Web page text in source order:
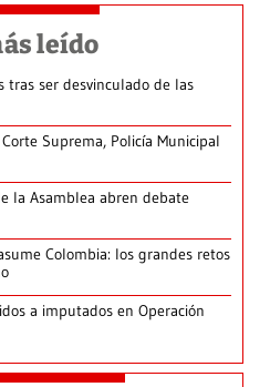
leído
tras ser desvinculado de las
Suprema, Policía Municipal
la Asamblea abren debate
Colombia: los grandes retos
a imputados en Operación